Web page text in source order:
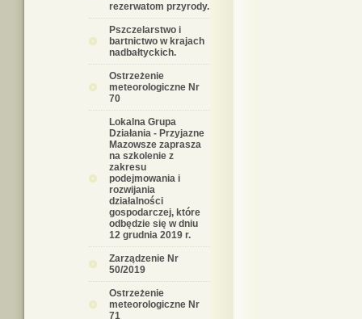
rezerwatom przyrody.
Pszczelarstwo i
bartnictwo w krajach
nadbałtyckich.
Ostrzeżenie
meteorologiczne Nr
70
Lokalna Grupa
Działania - Przyjazne
Mazowsze zaprasza
na szkolenie z
zakresu
podejmowania i
rozwijania
działalności
gospodarczej, które
odbędzie się w dniu
12 grudnia 2019 r.
Zarządzenie Nr
50/2019
Ostrzeżenie
meteorologiczne Nr
71